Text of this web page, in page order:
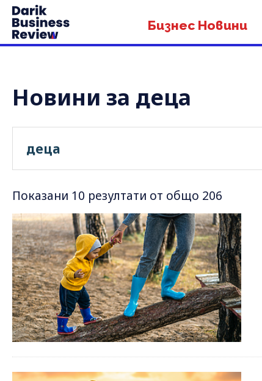
Бизнес Новини
Новини за деца
Показани 10 резултати от общо 206